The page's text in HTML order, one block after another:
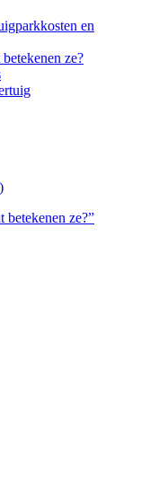
en
ze?
betekenen ze?”